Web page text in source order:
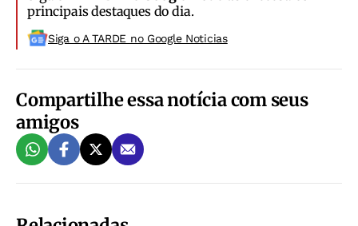
principais destaques do dia.
Siga o A TARDE no Google Noticias
Compartilhe essa notícia com seus
amigos